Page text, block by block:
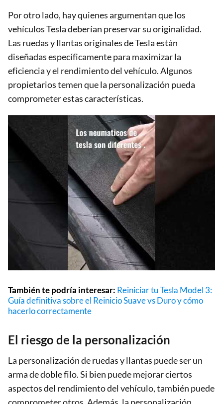
Por otro lado, hay quienes argumentan que los
vehículos Tesla deberían preservar su originalidad.
Las ruedas y llantas originales de Tesla están
diseñadas específicamente para maximizar la
eficiencia y el rendimiento del vehículo. Algunos
propietarios temen que la personalización pueda
comprometer estas características.
También te podría interesar: Reiniciar tu Tesla Model 3:
Guía definitiva sobre el Reinicio Suave vs Duro y cómo
hacerlo correctamente
El riesgo de la personalización
La personalización de ruedas y llantas puede ser un
arma de doble filo. Si bien puede mejorar ciertos
aspectos del rendimiento del vehículo, también puede